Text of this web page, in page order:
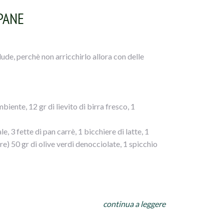
perchè non arricchirlo allora con delle
12 gr di lievito di birra fresco, 1
3 fette di pan carrè, 1 bicchiere di latte, 1
50 gr di olive verdi denocciolate, 1 spicchio
per 15 minuti fino ad ottenere un composto
continua a leggere